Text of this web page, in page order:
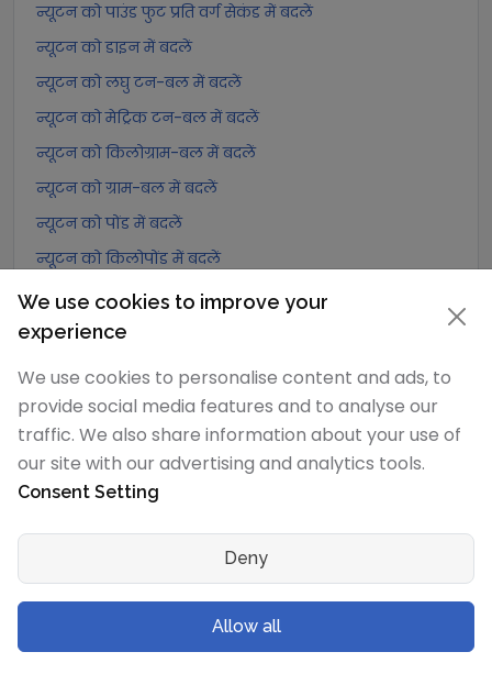
न्यूटन को पाउंड फुट प्रति वर्ग सेकंड में बदलें
न्यूटन को डाइन में बदलें
न्यूटन को लघु टन-बल में बदलें
न्यूटन को मेट्रिक टन-बल में बदलें
न्यूटन को किलोग्राम-बल में बदलें
न्यूटन को ग्राम-बल में बदलें
न्यूटन को पोंड में बदलें
न्यूटन को किलोपोंड में बदलें
न्यूटन को पाउंड-बल में बदलें
न्यूटन को औंस-बल में बदलें
डेसीन्यूटनरूपांतरण
डेसीन्यूटन को एक्सान्यूटन में बदलें
डेसीन्यूटन को पेटान्यूटन में बदलें
डेसीन्यूटन को टेरान्यूटन में बदलें
We use cookies to improve your
experience
We use cookies to personalise content and ads, to
provide social media features and to analyse our
traffic. We also share information about your use of
our site with our advertising and analytics tools.
Consent Setting
Deny
Allow all